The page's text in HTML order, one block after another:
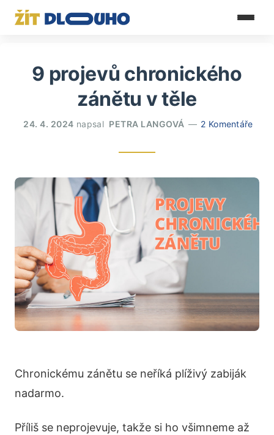
9 projevů chronického
zánětu v těle
24. 4. 2024 napsal PETRA LANGOVÁ 2 Komentáře
Chronickému zánětu se neříká plíživý zabiják
nadarmo.
Příliš se neprojevuje, takže si ho všimneme až